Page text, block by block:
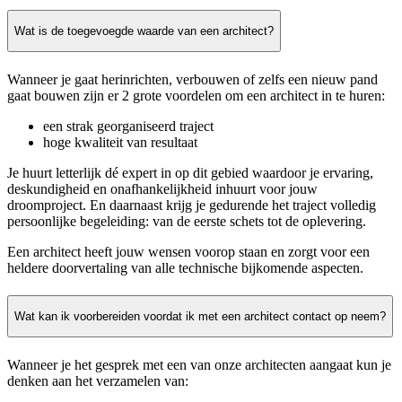
Wat is de toegevoegde waarde van een architect?
Wanneer je gaat herinrichten, verbouwen of zelfs een nieuw pand
gaat bouwen zijn er 2 grote voordelen om een architect in te huren:
een strak georganiseerd traject
hoge kwaliteit van resultaat
Je huurt letterlijk dé expert in op dit gebied waardoor je ervaring,
deskundigheid en onafhankelijkheid inhuurt voor jouw
droomproject. En daarnaast krijg je gedurende het traject volledig
persoonlijke begeleiding: van de eerste schets tot de oplevering.
Een architect heeft jouw wensen voorop staan en zorgt voor een
heldere doorvertaling van alle technische bijkomende aspecten.
Wat kan ik voorbereiden voordat ik met een architect contact op neem?
Wanneer je het gesprek met een van onze architecten aangaat kun je
denken aan het verzamelen van: